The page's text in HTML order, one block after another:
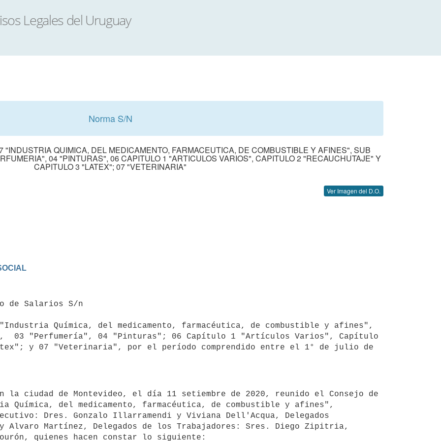
Norma S/N
"INDUSTRIA QUIMICA, DEL MEDICAMENTO, FARMACEUTICA, DE COMBUSTIBLE Y AFINES", SUB
04 "PINTURAS", 06 CAPITULO 1 "ARTICULOS VARIOS", CAPITULO 2 "RECAUCHUTAJE" Y
CAPITULO 3 "LATEX"; 07 "VETERINARIA"
Ver Imagen del D.O.
Química, del medicamento, farmacéutica, de combustible y afines",
03 "Perfumería", 04 "Pinturas"; 06 Capítulo 1 "Artículos Varios", Capítulo
y 07 "Veterinaria", por el período comprendido entre el 1° de julio de
Química, del medicamento, farmacéutica, de combustible y afines",
Dres. Gonzalo Illarramendi y Viviana Dell'Acqua, Delegados
Alvaro Martínez, Delegados de los Trabajadores: Sres. Diego Zipitria,
quienes hacen constar lo siguiente: